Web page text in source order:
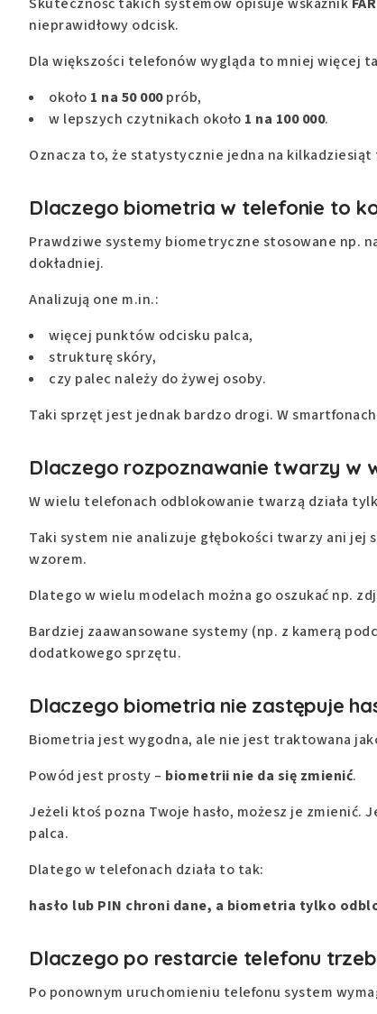
nieprawidłowy odcisk.
Dla większości telefonów wygląda to mniej więcej
około 1 na 50 000prób,
w lepszych czytnikach około 1 na 100 000.
Oznacza to, że statystycznie jedna na
Dlaczego biometria w telefonie to
Prawdziwe systemy biometryczne stosowane np.
dokładniej.
Analizują one m.in.:
więcej punktów odcisku palca,
strukturę skóry,
czy palec należy do żywej osoby.
Taki sprzęt jest jednak bardzo drogi. W
Dlaczego rozpoznawanie twarzy w
W wielu telefonach odblokowanie twarzą działa
Taki system nie analizuje głębokości twarzy ani
wzorem.
Dlatego w wielu modelach można go oszukać np.
Bardziej zaawansowane systemy (np. z kamerą
dodatkowego sprzętu.
Dlaczego biometria nie zastępuje
Biometria jest wygodna, ale nie jest traktowana
Powód jest prosty – biometrii nie da się zmienić.
Jeżeli ktoś pozna Twoje hasło, możesz je
palca.
Dlatego w telefonach działa to tak:
hasło lub PIN chroni dane, a biometria tylko
Dlaczego po restarcie telefonu
Po ponownym uruchomieniu telefonu system